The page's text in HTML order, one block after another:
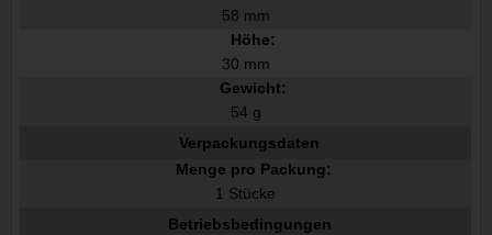
58 mm
Höhe:
30 mm
Gewicht:
54 g
Verpackungsdaten
Menge pro Packung:
1 Stücke
Betriebsbedingungen